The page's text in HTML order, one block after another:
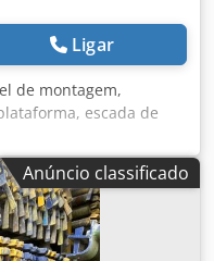
Ligar
de montagem,
escada de
Escada de alumínio,
2016 Altura da
73 / 1000 mm
mm - 3 degraus +
- Escada dobrável com
e superfície
Anúncio classificado